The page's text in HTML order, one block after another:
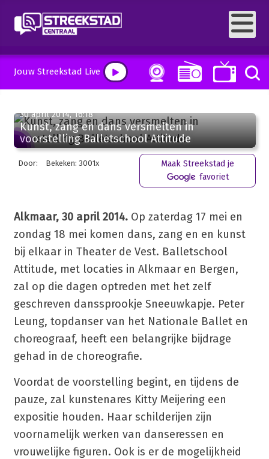
Jouw Streekstad Live
30 april 2014, 16:18
Kunst, zang en dans versmelten in
voorstelling Balletschool Attitude
Door: Bekeken: 3001x
Maak Streekstad je
favoriet
Alkmaar, 30 april 2014.Op zaterdag 17 mei en
zondag 18 mei komen dans, zang en en kunst
bij elkaar in Theater de Vest. Balletschool
Attitude, met locaties in Alkmaar en Bergen,
zal op die dagen optreden met het zelf
geschreven danssprookje Sneeuwkapje. Peter
Leung, topdanser van het Nationale Ballet en
choreograaf, heeft een belangrijke bijdrage
gehad in de choreografie.
Voordat de voorstelling begint, en tijdens de
pauze, zal kunstenares Kitty Meijering een
expositie houden. Haar schilderijen zijn
voornamelijk werken van danseressen en
vrouwelijke figuren. Ook is er de mogelijkheid